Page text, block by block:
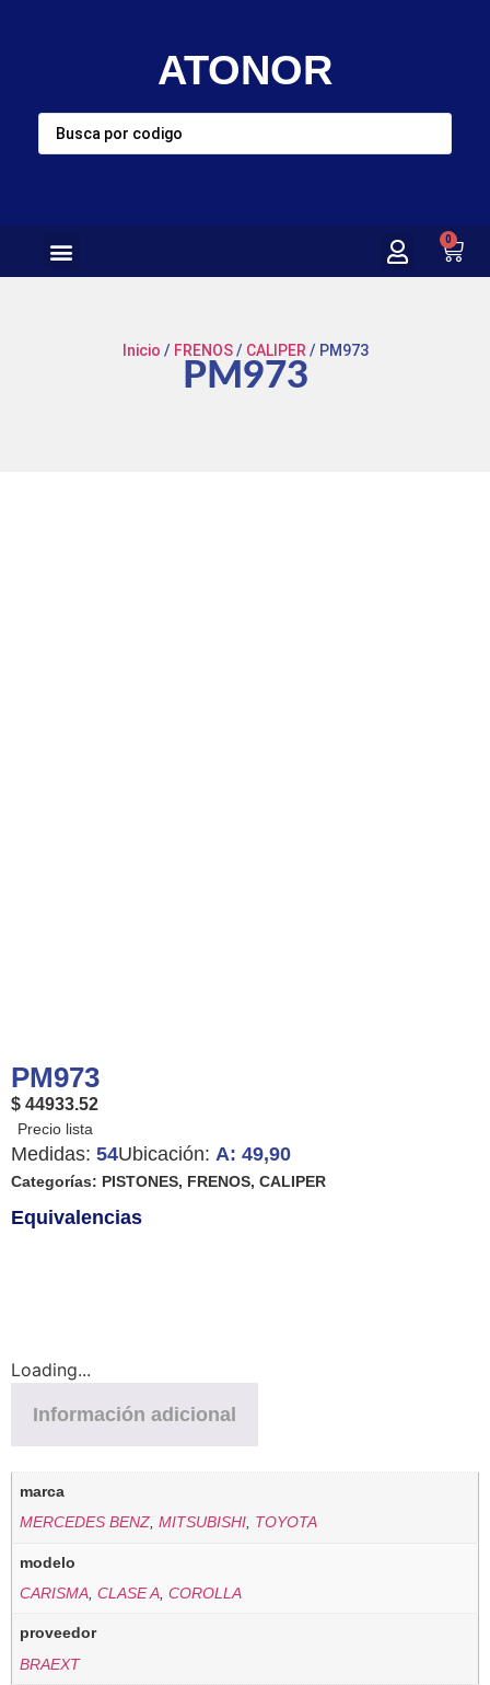
ATONOR
0
Inicio / FRENOS/ CALIPER / PM973
PM973
PM973
$ 44933.52
Medidas: 54Ubicación: A: 49,90
Categorías: PISTONES, FRENOS, CALIPER
Equivalencias
Loading...
Información adicional
marca
MERCEDES BENZ,MITSUBISHI, TOYOTA
modelo
CARISMA ,CLASE A ,COROLLA
proveedor
BRAEXT